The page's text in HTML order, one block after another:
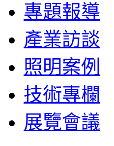
專題報導
產業訪談
照明案例
技術專欄
展覽會議